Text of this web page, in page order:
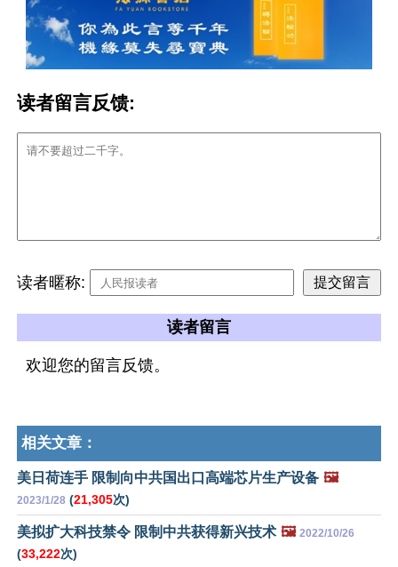
读者留言反馈:
读者暱称:
读者留言
欢迎您的留言反馈。
相关文章：
美日荷连手 限制向中共国出口高端芯片生产设备 🖼️
2023/1/28 (21,305次)
美拟扩大科技禁令 限制中共获得新兴技术 🖼️ 2022/10/26
(33,222次)